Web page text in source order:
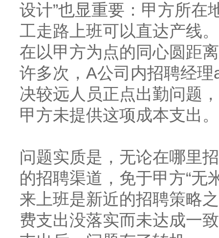
设计”也显重要：甲方所在
工走路上班可以直达产线
在以甲方为点的同心圆距
许多次，A公司内招聘经
决较远人员正点出勤问题
甲方未提供这项成本支出。
问题实质是，无论在哪里
的招聘渠道，免于甲方“无
来上班是新近的招聘策略
费支出没落实而未达成一